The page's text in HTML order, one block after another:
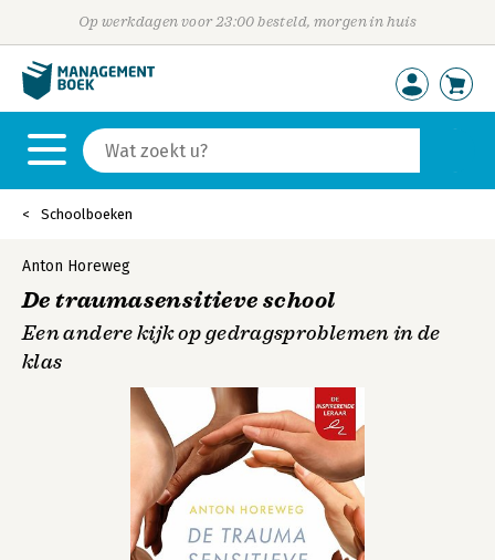
Op werkdagen voor 23:00 besteld, morgen in huis
Schoolboeken
Anton Horeweg
De traumasensitieve school
Een andere kijk op gedragsproblemen in de
klas